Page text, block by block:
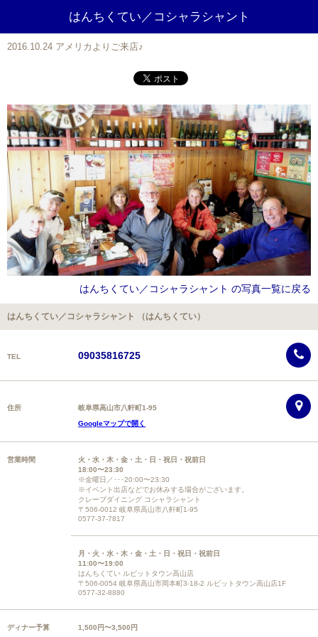
はんちくてい／コシャラシャント
2016.10.24 アメリカよりご来店♪
はんちくてい／コシャラシャント の写真一覧に戻る
はんちくてい／コシャラシャント （はんちくてい）
TEL 09035816725
住所
岐阜県高山市八軒町1-95
Googleマップで開く
営業時間
火・水・木・金・土・日・祝日・祝前日
18:00〜23:30
※金曜日／･･･20:00〜23:30
※イベント出店などでお休みする場合がございます。
クレープダイニング コシャラシャント
〒506-0012 岐阜県高山市八軒町1-95
0577-37-7817
月・火・水・木・金・土・日・祝日・祝前日
11:00〜19:00
はんちくてい ルビットタウン高山店
〒506-0054 岐阜県高山市岡本町3-18-2 ルビットタウン高山店1F
0577-32-8880
ディナー予算 1,500円〜3,500円